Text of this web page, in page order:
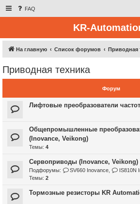
FAQ
KR-
На главную Список форумов Приводная
Приводная техника
Форум
Лифтовые преобразователи
Общепромышленные
(Inovance, Veikong)
Темы: 4
Сервоприводы (Inovance, Veikong)
Подфорумы: SV660 Inovance
IS810N
Темы: 2
Тормозные резисторы KR